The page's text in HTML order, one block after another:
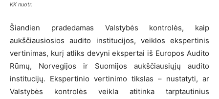
KK nuotr.
Šiandien pradedamas Valstybės kontrolės, kaip
aukščiausiosios audito institucijos, veiklos ekspertinis
vertinimas, kurį atliks devyni ekspertai iš Europos Audito
Rūmų, Norvegijos ir Suomijos aukščiausiųjų audito
institucijų. Ekspertinio vertinimo tikslas – nustatyti, ar
Valstybės kontrolės veikla atitinka tarptautinius